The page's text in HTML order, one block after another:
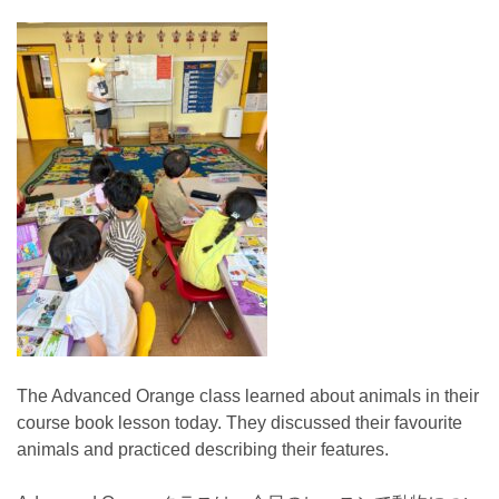
The Advanced Orange class learned about animals in their
course book lesson today. They discussed their favourite
animals and practiced describing their features.